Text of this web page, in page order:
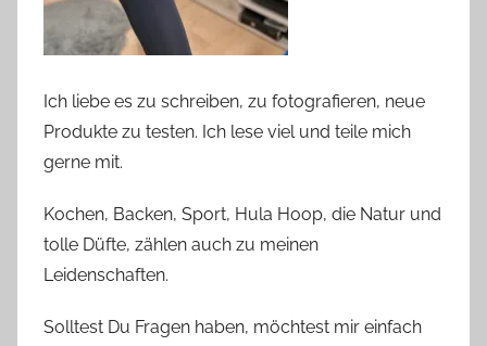
Ich liebe es zu schreiben, zu fotografieren, neue
Produkte zu testen. Ich lese viel und teile mich
gerne mit.
Kochen, Backen, Sport, Hula Hoop, die Natur und
tolle Düfte, zählen auch zu meinen
Leidenschaften.
Solltest Du Fragen haben, möchtest mir einfach